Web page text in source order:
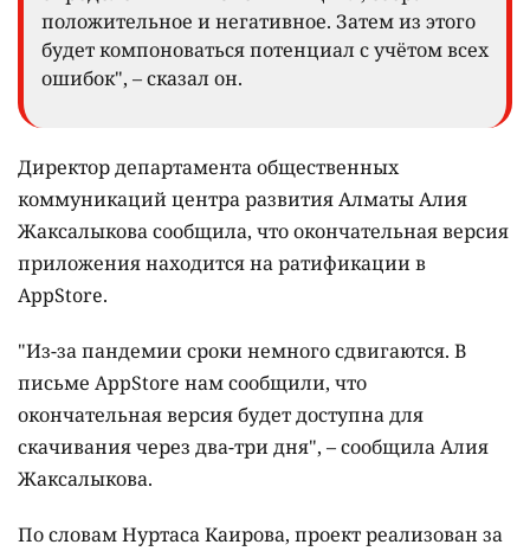
положительное и негативное. Затем из этого
будет компоноваться потенциал с учётом всех
ошибок", – сказал он.
Директор департамента общественных
коммуникаций центра развития Алматы Алия
Жаксалыкова сообщила, что окончательная версия
приложения находится на ратификации в
AppStore.
"Из-за пандемии сроки немного сдвигаются. В
письме AppStore нам сообщили, что
окончательная версия будет доступна для
скачивания через два-три дня", – сообщила Алия
Жаксалыкова.
По словам Нуртаса Каирова, проект реализован за